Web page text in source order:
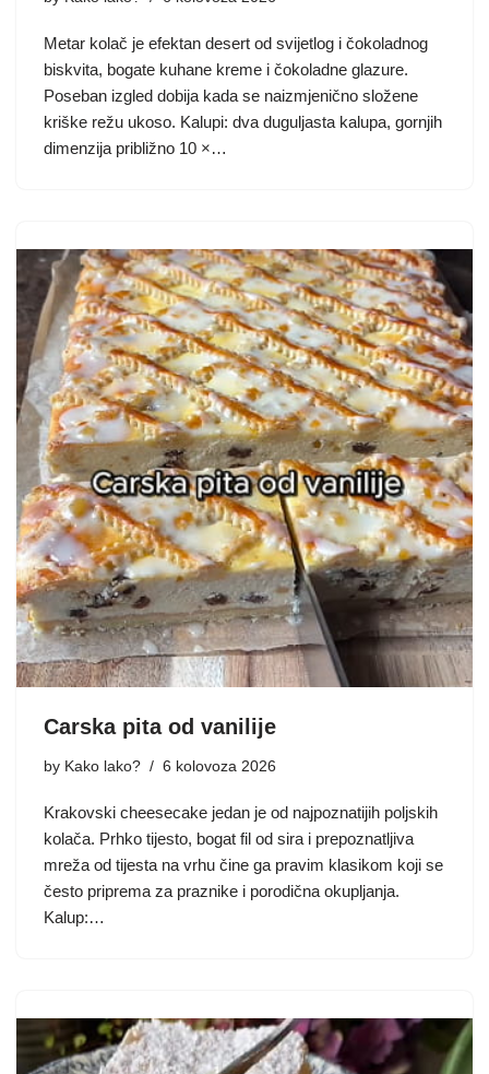
Metar kolač je efektan desert od svijetlog i čokoladnog
biskvita, bogate kuhane kreme i čokoladne glazure.
Poseban izgled dobija kada se naizmjenično složene
kriške režu ukoso. Kalupi: dva duguljasta kalupa, gornjih
dimenzija približno 10 ×…
Carska pita od vanilije
by Kako lako? 6 kolovoza 2026
Krakovski cheesecake jedan je od najpoznatijih poljskih
kolača. Prhko tijesto, bogat fil od sira i prepoznatljiva
mreža od tijesta na vrhu čine ga pravim klasikom koji se
često priprema za praznike i porodična okupljanja.
Kalup:…